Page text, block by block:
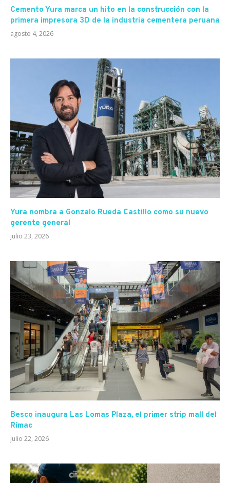
Cemento Yura marca un hito en la construcción con la
primera impresora 3D de la industria cementera peruana
agosto 4, 2026
Yura nombra a Gonzalo Rueda Castillo como su nuevo
gerente general
julio 23, 2026
Besco inaugura Las Lomas Plaza, el primer strip mall del
Rímac
julio 22, 2026